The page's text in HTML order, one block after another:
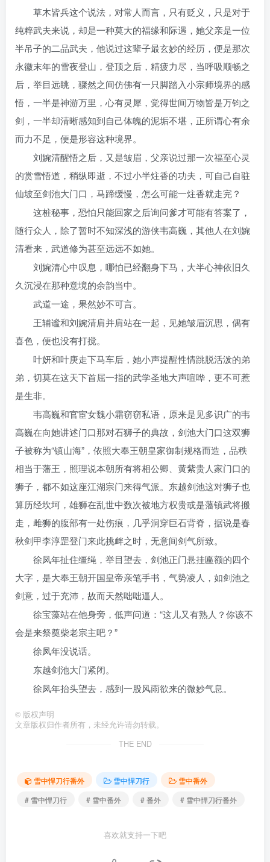
草木皆兵这个说法，对常人而言，只有贬义，只是对于
纯粹武夫来说，却是一种莫大的福缘和际遇，她父亲是一位
半吊子的二品武夫，他说过这辈子最玄妙的经历，便是那次
永徽末年的雪夜登山，登顶之后，精疲力尽，当呼吸顺畅之
后，举目远眺，骤然之间仿佛有一只脚踏入小宗师境界的感
悟，一半是神游万里，心有灵犀，觉得世间万物皆是万钧之
剑，一半却清晰感知到自己体魄的泥垢不堪，正所谓心有余
而力不足，便是形容这种境界。
刘婉清醒悟之后，又是皱眉，父亲说过那一次福至心灵
的赏雪悟道，稍纵即逝，不过小半炷香的功夫，可自己自驻
仙坡至剑池大门口，马蹄缓慢，怎么可能一炷香就走完？
这桩秘事，恐怕只能回家之后询问爹才可能有答案了，
随行众人，除了暂时不知深浅的游侠韦高巍，其他人在刘婉
清看来，武道修为甚至远远不如她。
刘婉清心中叹息，哪怕已经翻身下马，大半心神依旧久
久沉浸在那种意境的余韵当中。
武道一途，果然妙不可言。
王辅谧和刘婉清肩并肩站在一起，见她皱眉沉思，偶有
喜色，便也没有打搅。
叶妍和叶庚走下马车后，她小声提醒性情跳脱活泼的弟
弟，切莫在这天下首屈一指的武学圣地大声喧哗，更不可惹
是生非。
韦高巍和官宦女魏小霜窃窃私语，原来是见多识广的韦
高巍在向她讲述门口那对石狮子的典故，剑池大门口这双狮
子被称为“镇山海”，依照大奉王朝皇家御制规格而造，品秩
相当于藩王，照理说本朝所有将相公卿、黄紫贵人家门口的
狮子，都不如这座江湖宗门来得气派。东越剑池这对狮子也
算历经坎坷，雄狮在乱世中数次被地方权贵或是藩镇武将搬
走，雌狮的腹部有一处伤痕，几乎洞穿巨石背脊，据说是春
秋剑甲李淳罡登门来此挑衅之时，无意间剑气所致。
徐凤年扯住缰绳，举目望去，剑池正门悬挂匾额的四个
大字，是大奉王朝开国皇帝亲笔手书，气势凌人，如剑池之
剑意，过于充沛，故而天然咄咄逼人。
徐宝藻站在他身旁，低声问道：“这儿又有熟人？你该不
会是来祭奠柴老宗主吧？”
徐凤年没说话。
东越剑池大门紧闭。
徐凤年抬头望去，感到一股风雨欲来的微妙气息。
© 版权声明
文章版权归作者所有，未经允许请勿转载。
THE END
雪中悍刀行番外 雪中悍刀行
雪中番外
# 雪中悍刀行
# 雪中番外 # 番外 # 雪中悍刀行番外
喜欢就支持一下吧